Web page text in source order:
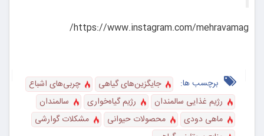
https://www.instagram.com/mehravamag/
برچسب ها: جایگزین‌های گیاهی
چربی‌های اشباع
رژیم غذایی سالمندان
رژیم گیاه‌خواری
سالمندان
ماهی دودی
محصولات حیوانی
مشکلات گوارشی